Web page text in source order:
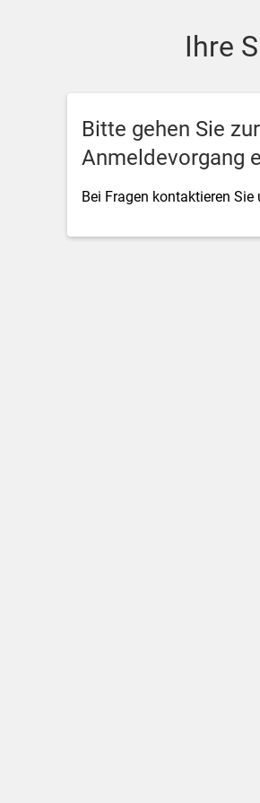
On der Ihre
Bitte gehen Sie
Anmeldevorgang
Bei Fragen kontaktieren